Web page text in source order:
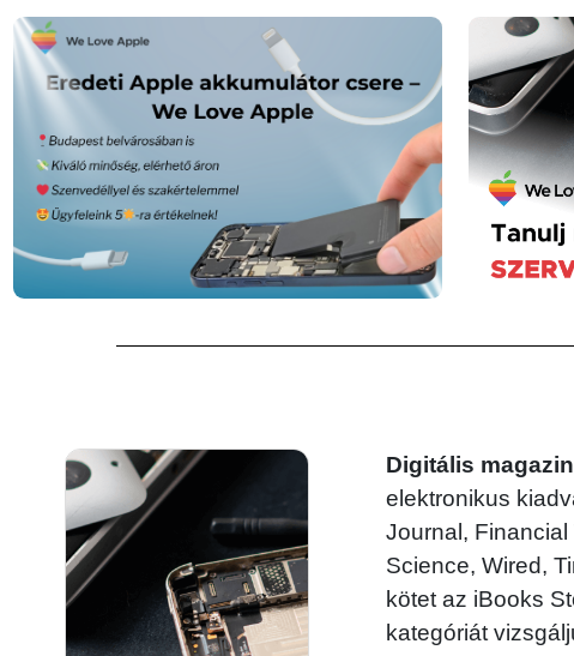
Digitális
elektronikus
Journal,
Science, Wired,
kötet az iBooks
kategóriát